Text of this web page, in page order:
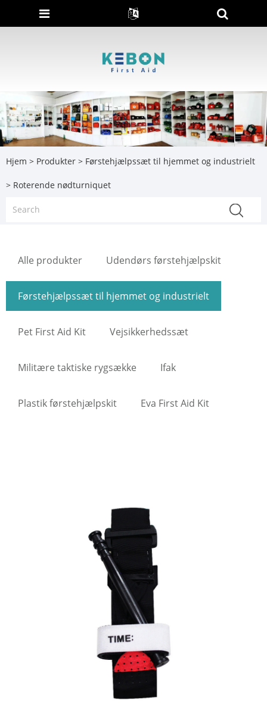
Hjem > Produkter > Førstehjælpssæt til hjemmet og industrielt
> Roterende nødturniquet
Alle produkter Udendørs førstehjælpskit
Førstehjælpssæt til hjemmet og industrielt
Pet First Aid Kit Vejsikkerhedssæt
Militære taktiske rygsække Ifak
Plastik førstehjælpskit Eva First Aid Kit